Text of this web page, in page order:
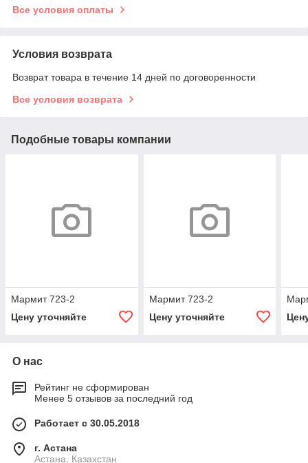
Все условия оплаты
Условия возврата
Возврат товара в течение 14 дней по договоренности
Все условия возврата
Подобные товары компании
Мармит 723-2
Цену уточняйте
Мармит 723-2
Цену уточняйте
О нас
Рейтинг не сформирован
Менее 5 отзывов за последний год
Работает с 30.05.2018
г. Астана
Астана, Казахстан